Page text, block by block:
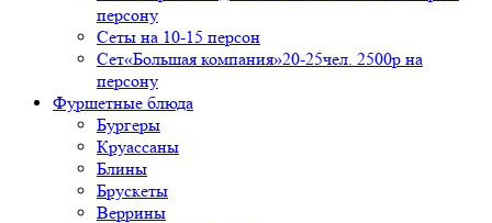
персону
Сеты на 10-15 персон
Сет«Большая компания»20-25чел. 2500р на
персону
Фуршетные блюда
Бургеры
Круассаны
Блины
Брускеты
Веррины